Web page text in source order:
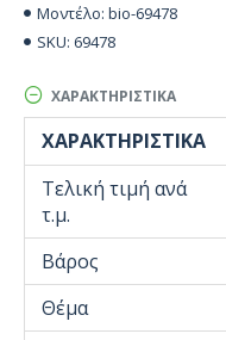
Μοντέλο: bio-69478
SKU: 69478
ΧΑΡΑΚΤΗΡΙΣΤΙΚΆ
ΧΑΡΑΚΤΗΡΙΣΤΙΚΆ
Τελική τιμή ανά
τ.μ.
Βάρος
Θέμα